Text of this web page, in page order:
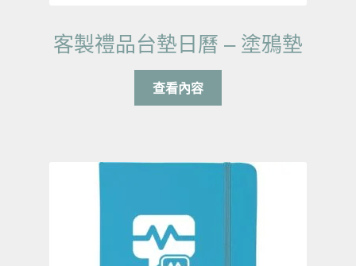
客製禮品台墊日曆 – 塗鴉墊
查看內容